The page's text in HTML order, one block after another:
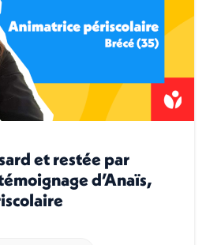
et restée par
d’Anaïs,